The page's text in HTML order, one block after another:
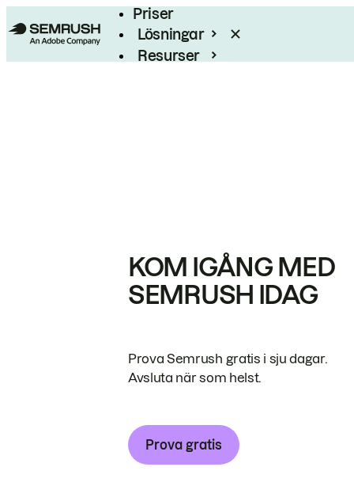
Priser
Lösningar
Resurser
KOM IGÅNG MED
SEMRUSH IDAG
Prova Semrush gratis i sju dagar.
Avsluta när som helst.
Prova gratis